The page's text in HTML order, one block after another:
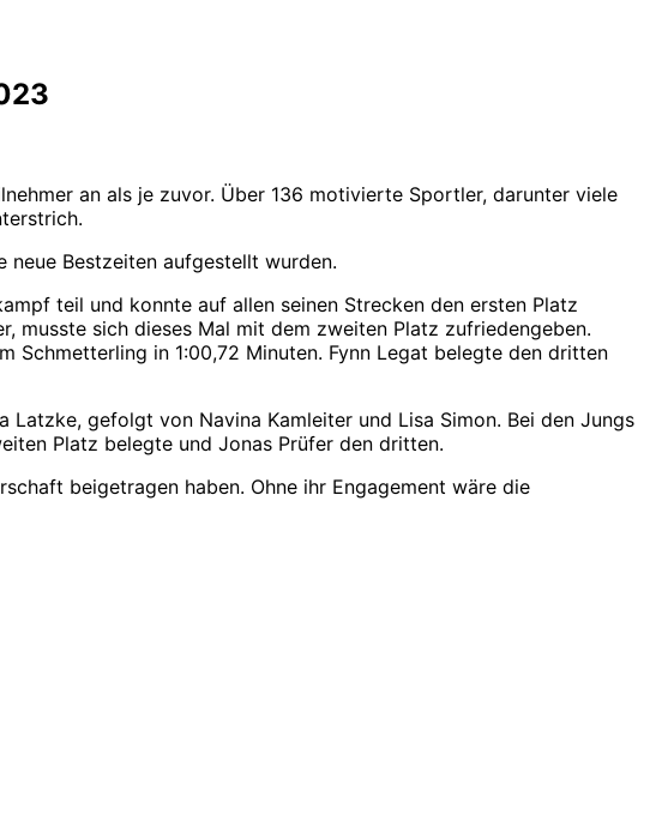
an als je zuvor. Über 136 motivierte Sportler, darunter viele
neue Bestzeiten aufgestellt wurden.
teil und konnte auf allen seinen Strecken den ersten Platz
musste sich dieses Mal mit dem zweiten Platz zufriedengeben.
Schmetterling in 1:00,72 Minuten. Fynn Legat belegte den dritten
gefolgt von Navina Kamleiter und Lisa Simon. Bei den Jungs
Platz belegte und Jonas Prüfer den dritten.
beigetragen haben. Ohne ihr Engagement wäre die